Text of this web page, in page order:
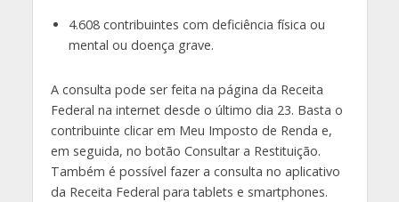
4.608 contribuintes com deficiência física ou
mental ou doença grave.
A consulta pode ser feita na página da Receita
Federal na internet desde o último dia 23. Basta o
contribuinte clicar em Meu Imposto de Renda e,
em seguida, no botão Consultar a Restituição.
Também é possível fazer a consulta no aplicativo
da Receita Federal para tablets e smartphones.